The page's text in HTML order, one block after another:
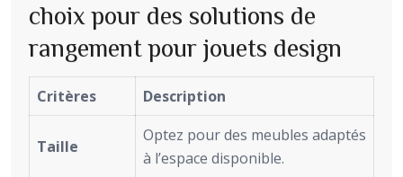
choix pour des solutions de
rangement pour jouets design
Critères Description
Taille
Optez pour des meubles adaptés
à l’espace disponible.